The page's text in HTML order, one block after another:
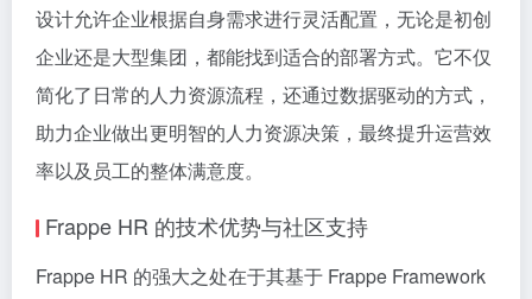
设计允许企业根据自身需求进行灵活配置，无论是初创
企业还是大型集团，都能找到适合的部署方式。它不仅
简化了日常的人力资源流程，还通过数据驱动的方式，
助力企业做出更明智的人力资源决策，最终提升运营效
率以及员工的整体满意度。
Frappe HR 的技术优势与社区支持
Frappe HR 的强大之处在于其基于 Frappe Framework